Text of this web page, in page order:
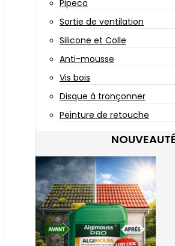
Pipeco
Sortie de ventilation
Silicone et Colle
Anti-mousse
Vis bois
Disque à tronçonner
Peinture de retouche